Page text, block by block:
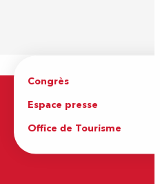
Congrès
Espace presse
Office de Tourisme